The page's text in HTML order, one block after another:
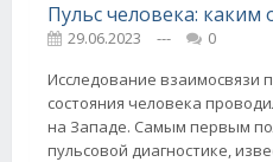
29.06.2023 ---
0
Исследование взаимосвязи
состояния человека
на Западе. Самым первым
пульсовой диагностике,